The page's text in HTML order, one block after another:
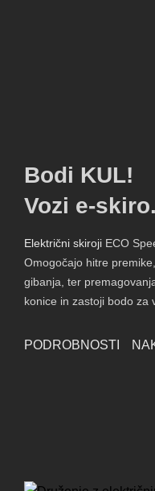
Bodi KUL!
Vozi e-skiro.
Električni skiroji ECO
Omogočajo hitre
gibanja, ter
konice in zastoji bodo za
PODROBNOSTI